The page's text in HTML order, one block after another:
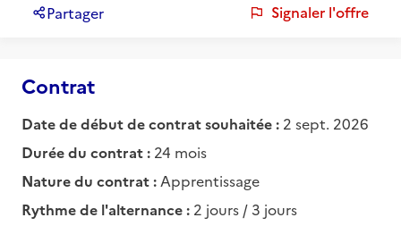
Partager Signaler l'offre
Contrat
Date de début de contrat souhaitée : 2 sept. 2026
Durée du contrat : 24 mois
Nature du contrat : Apprentissage
Rythme de l'alternance : 2 jours / 3 jours